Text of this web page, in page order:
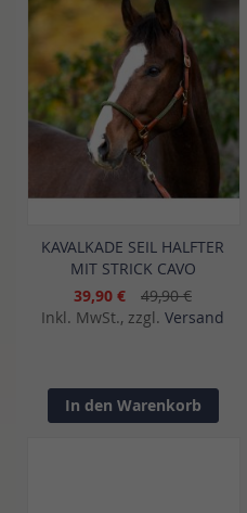
KAVALKADE SEIL HALFTER
MIT STRICK CAVO
39,90 €
49,90 €
Inkl. MwSt., zzgl. Versand
In den Warenkorb